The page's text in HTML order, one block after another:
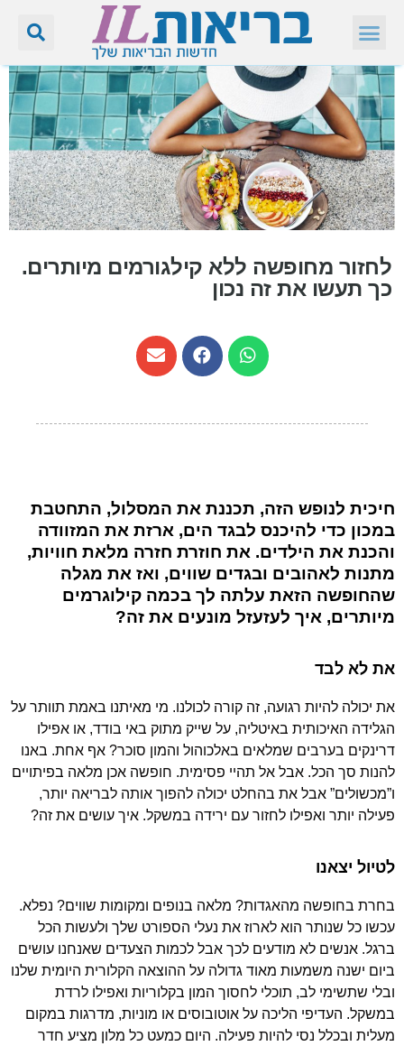
לחזור מחופשה ללא קילגורמים מיותרים.
כך תעשו את זה נכון
חיכית לנופש הזה, תכננת את המסלול, התחטבת
במכון כדי להיכנס לבגד הים, ארזת את המזוודה
והכנת את הילדים. את חוזרת חזרה מלאת חוויות,
מתנות לאהובים ובגדים שווים, ואז את מגלה
שהחופשה הזאת עלתה לך בכמה קילוגרמים
מיותרים, איך לעזעזל מונעים את זה?
את לא לבד
את יכולה להיות רגועה, זה קורה לכולנו. מי מאיתנו באמת תוותר על
הגלידה האיכותית באיטליה, על שייק מתוק באי בודד, או אפילו
דרינקים בערבים שמלאים באלכוהול והמון סוכר? אף אחת. באנו
להנות סך הכל. אבל אל תהיי פסימית. חופשה אכן מלאה בפיתויים
ו”מכשולים” אבל את בהחלט יכולה להפוך אותה לבריאה יותר,
פעילה יותר ואפילו לחזור עם ירידה במשקל. איך עושים את זה?
לטיול יצאנו
בחרת בחופשה מהאגדות? מלאה בנופים ומקומות שווים? נפלא.
עכשו כל שנותר הוא לארוז את נעלי הספורט שלך ולעשות הכל
ברגל. אנשים לא מודעים לכך אבל לכמות הצעדים שאנחנו עושים
ביום ישנה משמעות מאוד גדולה על ההוצאה הקלורית היומית שלנו
ובלי שתשימי לב, תוכלי לחסוך המון בקלוריות ואפילו לרדת
במשקל. העדיפי הליכה על אוטובוסים או מוניות, מדרגות במקום
מעלית ובכלל נסי להיות פעילה. היום כמעט כל מלון מציע חדר